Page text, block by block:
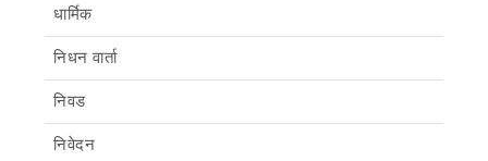
धार्मिक
निधन वार्ता
निवड
निवेदन